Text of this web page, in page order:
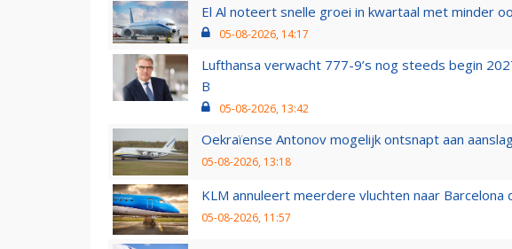
El Al noteert snelle groei in kwartaal met minder
05-08-2026, 14:17
Lufthansa verwacht 777-9’s nog steeds begin
B
05-08-2026, 13:42
Oekraïense Antonov mogelijk ontsnapt aan
05-08-2026, 13:18
KLM annuleert meerdere vluchten naar Barcelona
05-08-2026, 11:57